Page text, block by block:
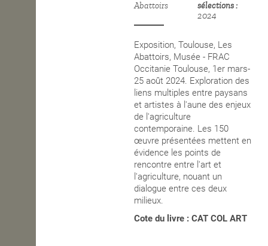
Abattoirs
sélections
2024
Exposition, Toulouse, Les
Abattoirs, Musée - FRAC
Occitanie Toulouse, 1er mars-
25 août 2024. Exploration des
liens multiples entre paysans
et artistes à l'aune des enjeux
de l'agriculture
contemporaine. Les 150
œuvre présentées mettent en
évidence les points de
rencontre entre l'art et
l'agriculture, nouant un
dialogue entre ces deux
milieux.
Cote du livre : CAT COL ART